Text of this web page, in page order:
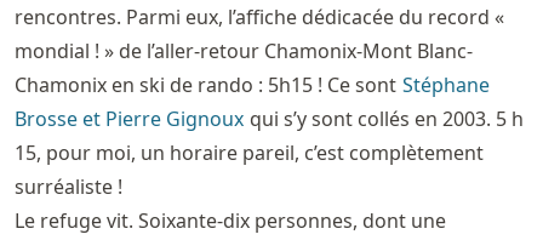
rencontres. Parmi eux, l’affiche dédicacée du record «
mondial ! » de l’aller-retour Chamonix-Mont Blanc-
Chamonix en ski de rando : 5h15 ! Ce sont Stéphane
Brosse et Pierre Gignoux qui s’y sont collés en 2003. 5 h
15, pour moi, un horaire pareil, c’est complètement
surréaliste !
Le refuge vit. Soixante-dix personnes, dont une